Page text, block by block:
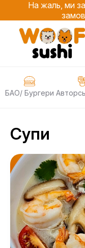
На жаль, ми
БАО/ Бургери
Супи